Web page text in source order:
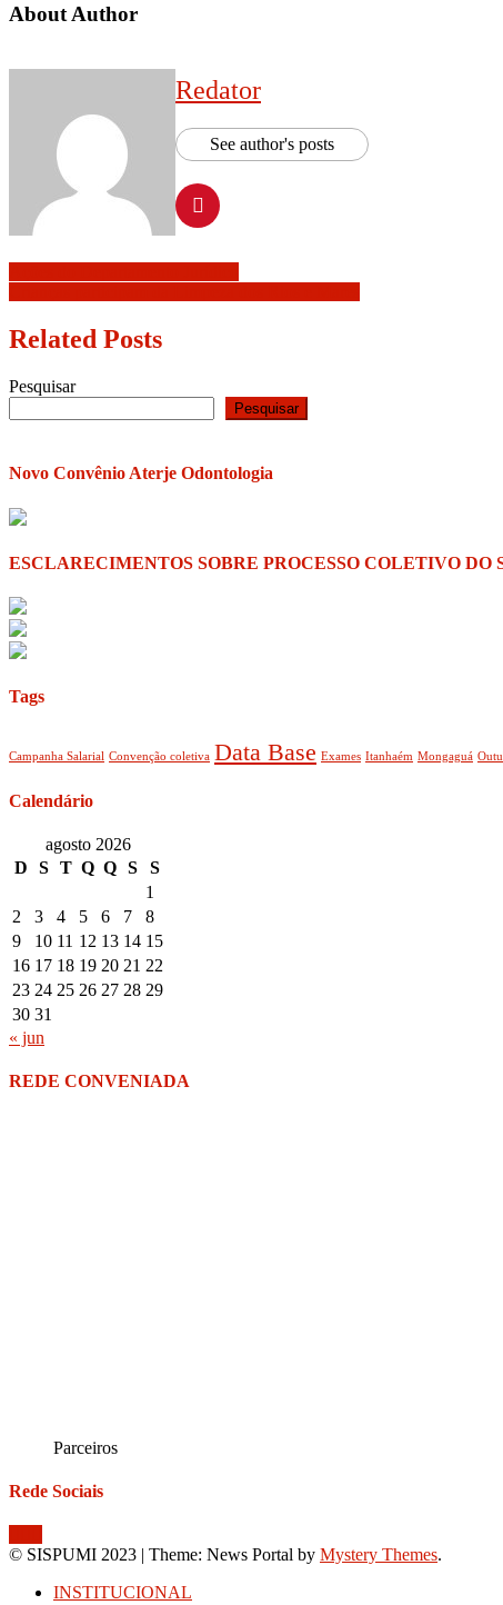
About Author
Redator
See author's posts
Related Posts
Pesquisar
Pesquisar
Novo Convênio Aterje Odontologia
ESCLARECIMENTOS SOBRE PROCESSO COLETIVO
Tags
Campanha Salarial Convenção coletiva Data Base Exames Itanhaém Mongaguá
Calendário
agosto 2026
D
S T Q Q S
S
1
2
3 4 5 6 7
8
9
10 11 12 13 14 15
16 17 18 19 20 21 22
23 24 25 26 27 28 29
30 31
« jun
REDE CONVENIADA
Parceiros
Rede Sociais
© SISPUMI 2023 | Theme: News Portal by Mystery Themes.
INSTITUCIONAL